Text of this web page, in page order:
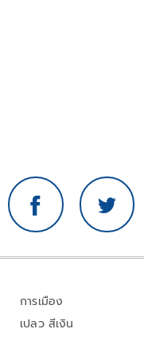
การเมือง
เปลว สีเงิน